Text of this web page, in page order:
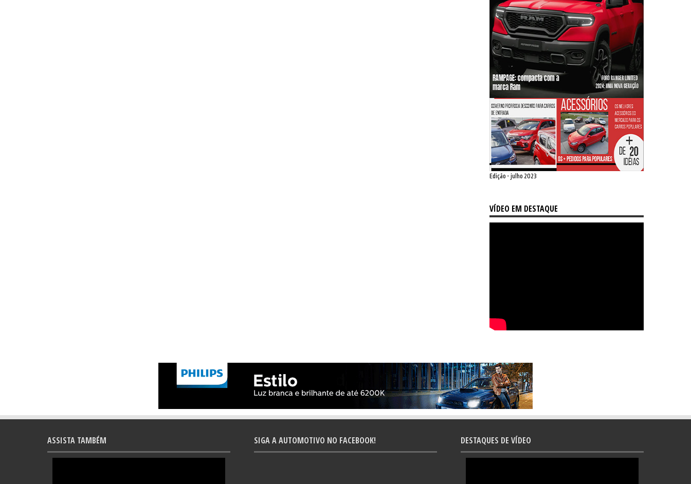
Edição - julho 2023
VÍDEO EM DESTAQUE
ASSISTA TAMBÉM SIGA A AUTOMOTIVO NO FACEBOOK! DESTAQUES DE VÍDEO